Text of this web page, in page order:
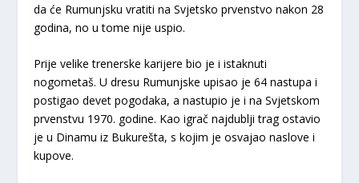
da će Rumunjsku vratiti na Svjetsko prvenstvo nakon 28
godina, no u tome nije uspio.
Prije velike trenerske karijere bio je i istaknuti
nogometaš. U dresu Rumunjske upisao je 64 nastupa i
postigao devet pogodaka, a nastupio je i na Svjetskom
prvenstvu 1970. godine. Kao igrač najdublji trag ostavio
je u Dinamu iz Bukurešta, s kojim je osvajao naslove i
kupove.